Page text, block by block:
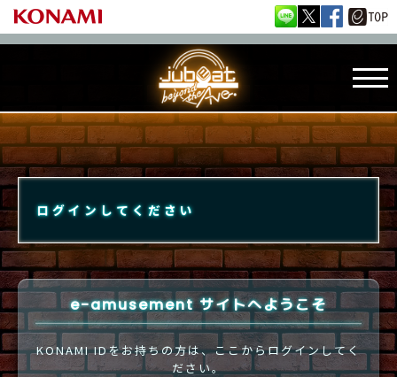
ログインしてください
e-amusement サイトへようこそ
KONAMI IDをお持ちの方は、ここからログインしてく
ださい。